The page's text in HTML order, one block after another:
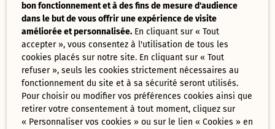
bon fonctionnement et à des fins de mesure d'audience
dans le but de vous offrir une expérience de visite
améliorée et personnalisée. En cliquant sur « Tout
accepter », vous consentez à l'utilisation de tous les
cookies placés sur notre site. En cliquant sur « Tout
refuser », seuls les cookies strictement nécessaires au
fonctionnement du site et à sa sécurité seront utilisés.
Pour choisir ou modifier vos préférences cookies ainsi que
retirer votre consentement à tout moment, cliquez sur
« Personnaliser vos cookies » ou sur le lien « Cookies » en